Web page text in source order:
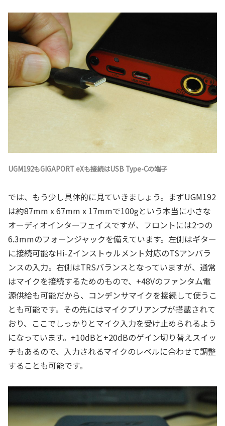
UGM192もGIGAPORT eXも接続はUSB Type-Cの端子
では、もう少し具体的に見ていきましょう。まずUGM192
は約87mm x 67mm x 17mmで100gという本当に小さな
オーディオインターフェイスですが、フロントには2つの
6.3mmのフォーンジャックを備えています。左側はギター
に接続可能なHi-Zインストゥルメント対応のTSアンバラ
ンスの入力。右側はTRSバランスとなっていますが、通常
はマイクを接続するためのもので、+48Vのファンタム電
源供給も可能だから、コンデンサマイクを接続して使うこ
とも可能です。その先にはマイクプリアンプが搭載されて
おり、ここでしっかりとマイク入力を受け止められるよう
になっています。+10dBと+20dBのゲイン切り替えスイッ
チもあるので、入力されるマイクのレベルに合わせて調整
することも可能です。